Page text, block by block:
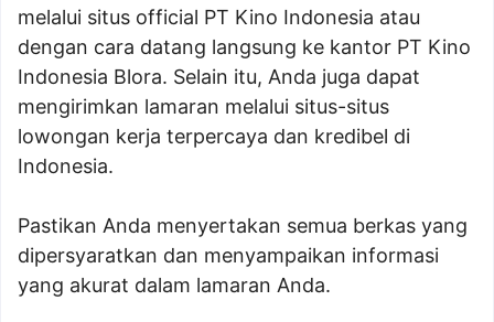
melalui situs official PT Kino Indonesia atau
dengan cara datang langsung ke kantor PT Kino
Indonesia Blora. Selain itu, Anda juga dapat
mengirimkan lamaran melalui situs-situs
lowongan kerja terpercaya dan kredibel di
Indonesia.
Pastikan Anda menyertakan semua berkas yang
dipersyaratkan dan menyampaikan informasi
yang akurat dalam lamaran Anda.